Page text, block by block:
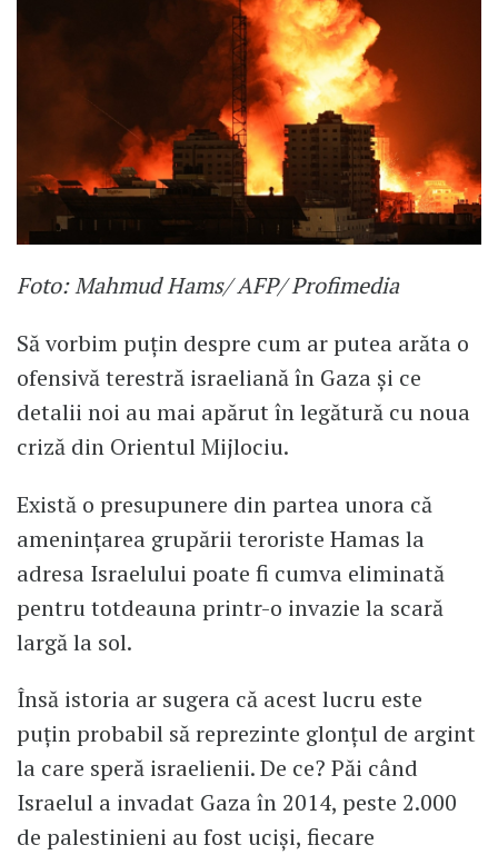
Foto: Mahmud Hams/ AFP/ Profimedia
Să vorbim puțin despre cum ar putea arăta o
ofensivă terestră israeliană în Gaza și ce
detalii noi au mai apărut în legătură cu noua
criză din Orientul Mijlociu.
Există o presupunere din partea unora că
amenințarea grupării teroriste Hamas la
adresa Israelului poate fi cumva eliminată
pentru totdeauna printr-o invazie la scară
largă la sol.
Însă istoria ar sugera că acest lucru este
puțin probabil să reprezinte glonțul de argint
la care speră israelienii. De ce? Păi când
Israelul a invadat Gaza în 2014, peste 2.000
de palestinieni au fost uciși, fiecare